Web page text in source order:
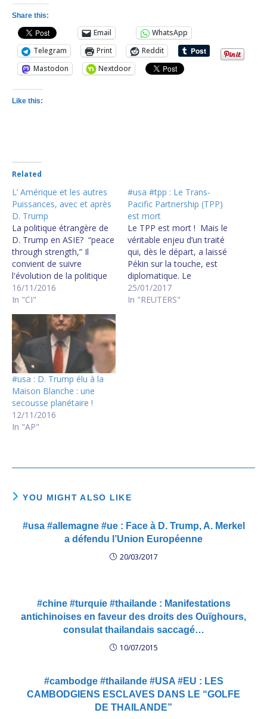
Share this:
Email
WhatsApp
Telegram
Print
Reddit
Mastodon
Nextdoor
Like this:
Related
L’ Amérique et les autres
Puissances, avec et après
D. Trump
La politique étrangère de
D. Trump en ASIE? “peace
through strength,” Il
convient de suivre
l'évolution de la politique
étrangère de
l'administration Trump
dans toute sa complexité
défense-sécurité-
économie en Asie de l'Est
(la Chine, le Japon, les
Corées du Sud et du Nord)
et en Asie Pacifique (en
incluant l'Australie…
16/11/2016
In "CI"
#usa #tpp : Le Trans-
Pacific Partnership (TPP)
est mort
Le TPP est mort ! Mais le
véritable enjeu d’un traité
qui, dès le départ, a laissé
Pékin sur la touche, est
diplomatique. Le
Partenariat transpacifique
était au cœur de la
25/01/2017
In "REUTERS"
#usa : D. Trump élu à la
Maison Blanche : une
secousse planétaire !
12/11/2016
In "AP"
YOU MIGHT ALSO LIKE
#usa #allemagne #ue : Face à D. Trump, A. Merkel
a défendu l’Union Européenne
20/03/2017
#chine #turquie #thailande : Manifestations
antichinoises en faveur des droits des Ouïghours,
consulat thailandais saccagé…
10/07/2015
#cambodge #thailande #USA #EU : LES
CAMBODGIENS ESCLAVES DANS LE “GOLFE
DE THAILANDE”